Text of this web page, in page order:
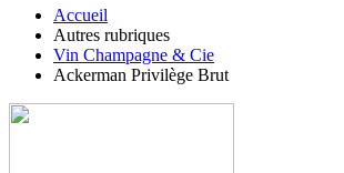
Accueil
Autres rubriques
Vin Champagne & Cie
Ackerman Privilège Brut